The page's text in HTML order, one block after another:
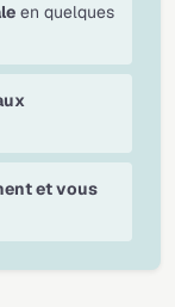
en quelques
et vous